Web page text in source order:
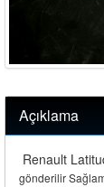
Açıklama
Renault
gönderilir